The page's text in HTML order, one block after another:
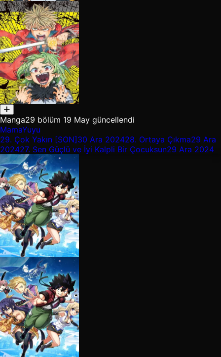
Manga29 bölüm 19 May güncellendi
MamaYuyu
29. Çok Yakın [SON] 30 Ara 202428. Ortaya Çıkma29 Ara
202427. Sen Güçlü ve İyi Kalpli Bir Çocuksun29 Ara 2024